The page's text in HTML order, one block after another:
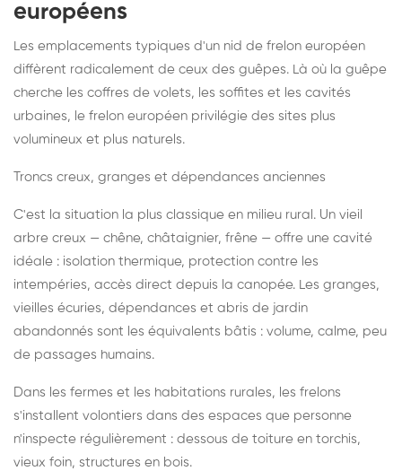
européens
Les emplacements typiques d'un nid de frelon européen
diffèrent radicalement de ceux des guêpes. Là où la guêpe
cherche les coffres de volets, les soffites et les cavités
urbaines, le frelon européen privilégie des sites plus
volumineux et plus naturels.
Troncs creux, granges et dépendances anciennes
C'est la situation la plus classique en milieu rural. Un vieil
arbre creux — chêne, châtaignier, frêne — offre une cavité
idéale : isolation thermique, protection contre les
intempéries, accès direct depuis la canopée. Les granges,
vieilles écuries, dépendances et abris de jardin
abandonnés sont les équivalents bâtis : volume, calme, peu
de passages humains.
Dans les fermes et les habitations rurales, les frelons
s'installent volontiers dans des espaces que personne
n'inspecte régulièrement : dessous de toiture en torchis,
vieux foin, structures en bois.